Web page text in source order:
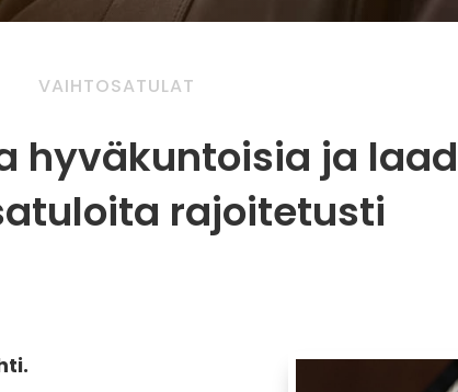
VAIHTOSATULAT
hyväkuntoisia ja
rajoitetusti